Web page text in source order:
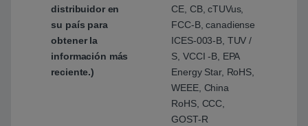
distribuidor en
su país para
obtener la
información más
reciente.)
CE, CB, cTUVus,
FCC-B, canadiense
ICES-003-B, TUV /
S, VCCI -B, EPA
Energy Star, RoHS,
WEEE, China
RoHS, CCC,
GOST-R